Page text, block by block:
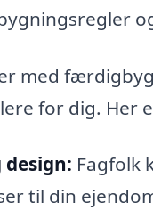
med
for dig. Her
Fagfolk
til din